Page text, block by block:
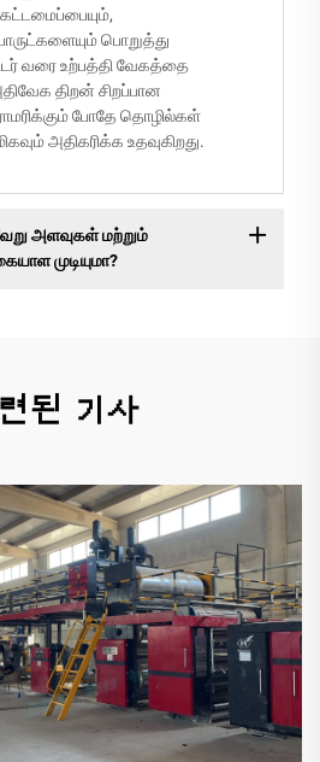
கட்டமைப்பையும்,
பொறுத்து
வரை உற்பத்தி வேகத்தை
திறன் சிறப்பான
போதே தொழில்கள்
அதிகரிக்க உதவுகிறது.
அளவுகள் மற்றும்
முடியுமா?
된 기사